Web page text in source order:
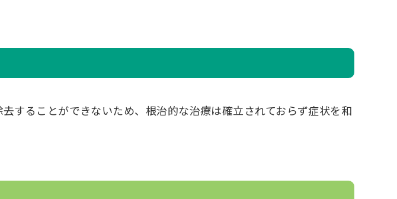
することができないため、根治的な治療は確立されておらず症状を和